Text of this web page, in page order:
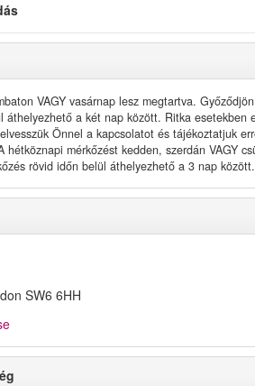
VAGY vasárnap lesz megtartva.
áthelyezhető a két nap között. Ritka
Önnel a kapcsolatot és tájékoztatjuk
hétköznapi mérkőzést kedden, szerdán VAGY
rövid időn belül áthelyezhető a 3 nap között.
SW6 6HH